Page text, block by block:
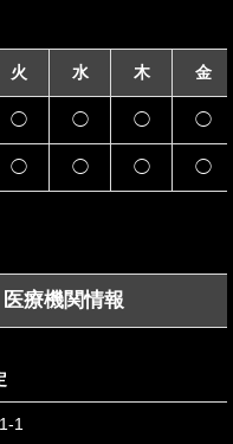
火 水 木 金
◯ ◯ ◯ ◯
◯ ◯ ◯ ◯
医療機関情報
1